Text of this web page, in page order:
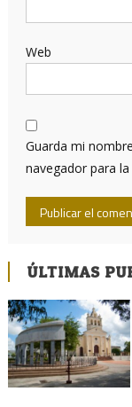
Web
Guarda mi
navegador para
ÚLTIMAS